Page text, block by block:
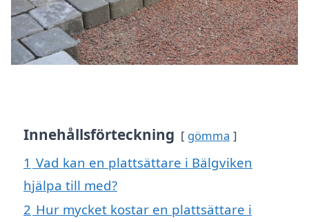
Innehållsförteckning gömma
1 Vad kan en plattsättare i Bälgviken
hjälpa till med?
2 Hur mycket kostar en plattsättare i